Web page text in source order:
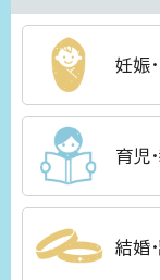
妊娠
育児
結婚